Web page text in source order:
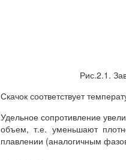
Рис.2.1.
Скачок соответствует
Удельное сопротивление
объем, т.е. уменьшают
плавлении (аналогичным